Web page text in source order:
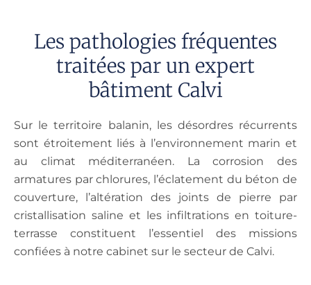
Les pathologies fréquentes
traitées par un expert
bâtiment Calvi
Sur le territoire balanin, les désordres récurrents
sont étroitement liés à l’environnement marin et
au climat méditerranéen. La corrosion des
armatures par chlorures, l’éclatement du béton de
couverture, l’altération des joints de pierre par
cristallisation saline et les infiltrations en toiture-
terrasse constituent l’essentiel des missions
confiées à notre cabinet sur le secteur de Calvi.